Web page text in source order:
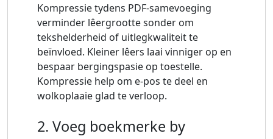
Kompressie tydens PDF-samevoeging
verminder lêergrootte sonder om
tekshelderheid of uitlegkwaliteit te
beïnvloed. Kleiner lêers laai vinniger op en
bespaar bergingspasie op toestelle.
Kompressie help om e-pos te deel en
wolkoplaaie glad te verloop.
2. Voeg boekmerke by